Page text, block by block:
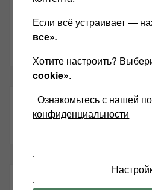
Одноклассники
Youtube
ТАКЖЕ ЧИТАЕМ:
СВЕЖИЕ ЗАПИСИ
Если всё устраивает —
все».
Хотите настроить?
cookie».
Ознакомьтесь с нашей
конфиденциальности